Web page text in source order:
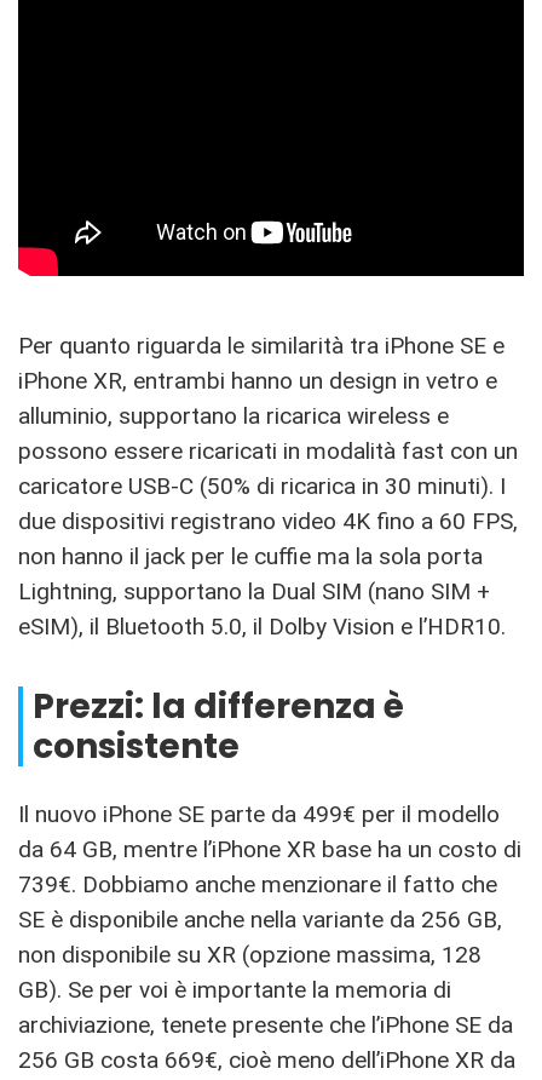
Per quanto riguarda le similarità tra iPhone SE e
iPhone XR, entrambi hanno un design in vetro e
alluminio, supportano la ricarica wireless e
possono essere ricaricati in modalità fast con un
caricatore USB-C (50% di ricarica in 30 minuti). I
due dispositivi registrano video 4K fino a 60 FPS,
non hanno il jack per le cuffie ma la sola porta
Lightning, supportano la Dual SIM (nano SIM +
eSIM), il Bluetooth 5.0, il Dolby Vision e l’HDR10.
Prezzi: la differenza è
consistente
Il nuovo iPhone SE parte da 499€ per il modello
da 64 GB, mentre l’iPhone XR base ha un costo di
739€. Dobbiamo anche menzionare il fatto che
SE è disponibile anche nella variante da 256 GB,
non disponibile su XR (opzione massima, 128
GB). Se per voi è importante la memoria di
archiviazione, tenete presente che l’iPhone SE da
256 GB costa 669€, cioè meno dell’iPhone XR da